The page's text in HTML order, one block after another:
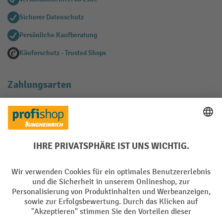
Sicherer Datenschutz
Persönliche Kaufberatung
Käuferschutz - Trusted Shops
Zahlungsarten
Creditcard (Master)
Facebook
YouTube
LinkedIn
Instagram